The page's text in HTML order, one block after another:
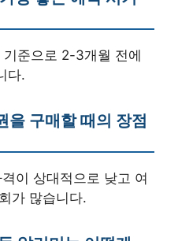
준으로 2-3개월 전에
다.
을 구매할 때의 장점
이 상대적으로 낮고 여
가 많습니다.